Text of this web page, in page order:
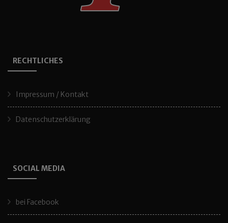
RECHTLICHES
Impressum / Kontakt
Datenschutzerklärung
SOCIAL MEDIA
bei Facebook